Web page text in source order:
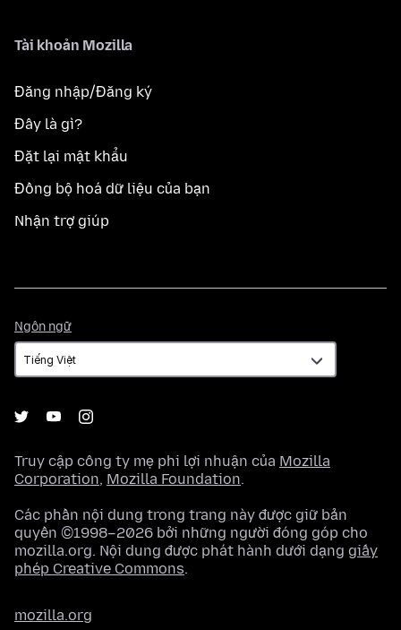
Tài khoản Mozilla
Đăng nhập/Đăng ký
Đây là gì?
Đặt lại mật khẩu
Đồng bộ hoá dữ liệu của bạn
Nhận trợ giúp
Ngôn ngữ
ngữ
Truy cập công ty mẹ phi lợi nhuận của Mozilla
Corporation, Mozilla Foundation.
Các phần nội dung trong trang này được giữ bản
quyền ©1998–2026 bởi những người đóng góp cho
mozilla.org. Nội dung được phát hành dưới dạng giấy
phép Creative Commons.
mozilla.org